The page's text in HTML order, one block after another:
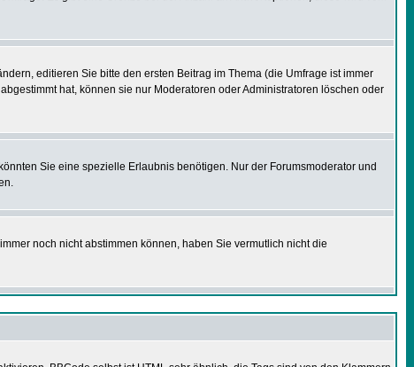
editieren Sie bitte den ersten Beitrag im Thema (die Umfrage ist immer
hat, können sie nur Moderatoren oder Administratoren löschen oder
Sie eine spezielle Erlaubnis benötigen. Nur der Forumsmoderator und
noch nicht abstimmen können, haben Sie vermutlich nicht die